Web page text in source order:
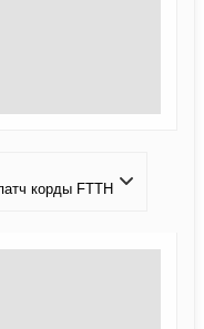
корды FTTH